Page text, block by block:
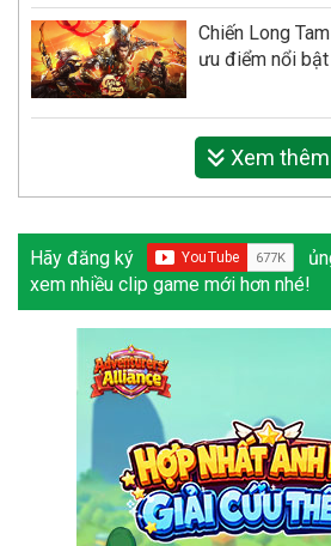
Chiến Long
ưu điểm nổi bật
Xem thêm
Hãy đăng ký
xem nhiều clip game mới hơn nhé!